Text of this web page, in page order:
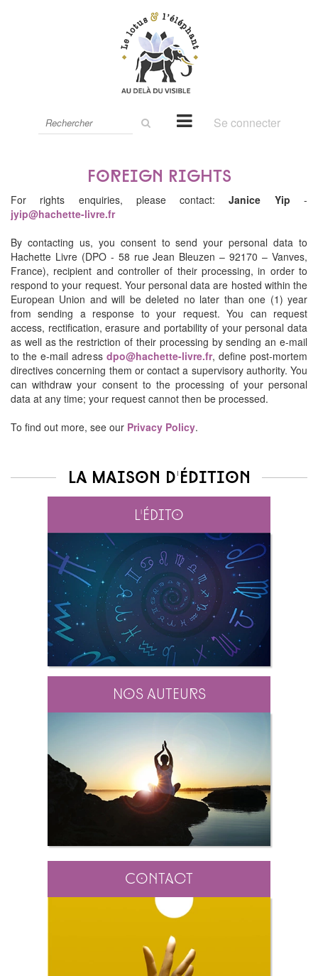
le
Se connecter
Foreign Rights
For rights enquiries, please contact:Janice Yip -
jyip@hachette-livre.fr
By contacting us, you consent to send your personal data to
Hachette Livre (DPO - 58 rue Jean Bleuzen – 92170 – Vanves,
France), recipient and controller of their processing, in order to
respond to your request. Your personal data are hosted within the
European Union and will be deleted no later than one (1) year
from sending a response to your request. You can request
access, rectification, erasure and portability of your personal data
as well as the restriction of their processing by sending an e-mail
to the e-mail adress dpo@hachette-livre.fr, define post-mortem
directives concerning them or contact a supervisory authority. You
can withdraw your consent to the processing of your personal
data at any time; your request cannot then be processed.
To find out more, see our Privacy Policy.
La maison d'édition
L'édito
Nos auteurs
Contact